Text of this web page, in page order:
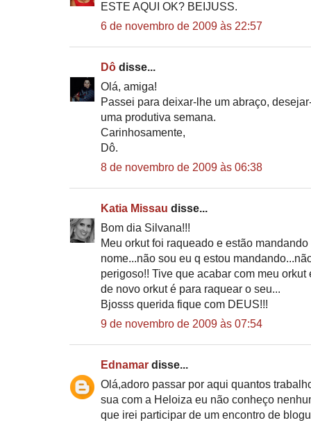
ESTE AQUI OK? BEIJUSS.
6 de novembro de 2009 às 22:57
Dô disse...
Olá, amiga!
Passei para deixar-lhe um abraço,
uma produtiva semana.
Carinhosamente,
Dô.
8 de novembro de 2009 às 06:38
Katia Missau disse...
Bom dia Silvana!!!
Meu orkut foi raqueado e estão
nome...não sou eu q estou
perigoso!! Tive que acabar com meu
de novo orkut é para raquear o seu...
Bjosss querida fique com DEUS!!!
9 de novembro de 2009 às 07:54
Ednamar disse...
Olá,adoro passar por aqui quantos
sua com a Heloiza eu não conheço
que irei participar de um encontro de